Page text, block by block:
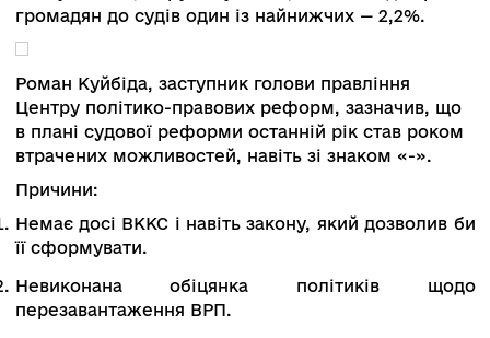
зареєстрував президентський законопроєкт
№3711, покликаний вдруге перезавантажити
Модераторка резюмувала, що за 2 роки
представники громадянського суспільство і
громадяни не бачать змін. За результатами
громадян до судів один із найнижчих — 2,2%.
Роман Куйбіда, заступник голови правління
Центру політико-правових реформ, зазначив,